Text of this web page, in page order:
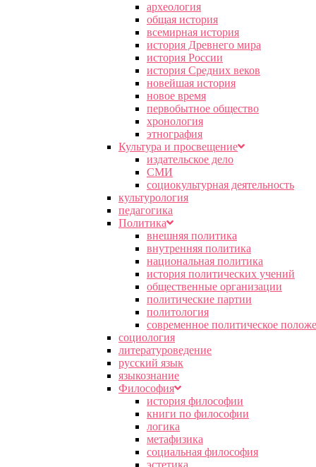
археология
общая история
всемирная история
история Древнего мира
история России
история Средних веков
новейшая история
новое время
первобытное общество
хронология
этнография
Культура и просвещение
издательское дело
СМИ
социокультурная деятельность
культурология
педагогика
Политика
внешняя политика
внутренняя политика
национальная политика
история политических учений
общественные организации
политические партии
политология
современное политическое
социология
литературоведение
русский язык
языкознание
Философия
история философии
книги по философии
логика
метафизика
социальная философия
эстетика